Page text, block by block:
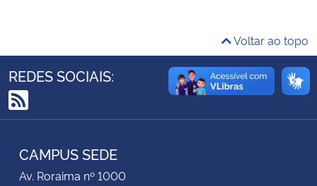
Ministério do Desenvolvimento Regional
Ministério da Mulher, da Família e dos Direitos Humanos
Voltar ao topo
REDES SOCIAIS:
RSS
CAMPUS SEDE
Av. Roraima nº 1000